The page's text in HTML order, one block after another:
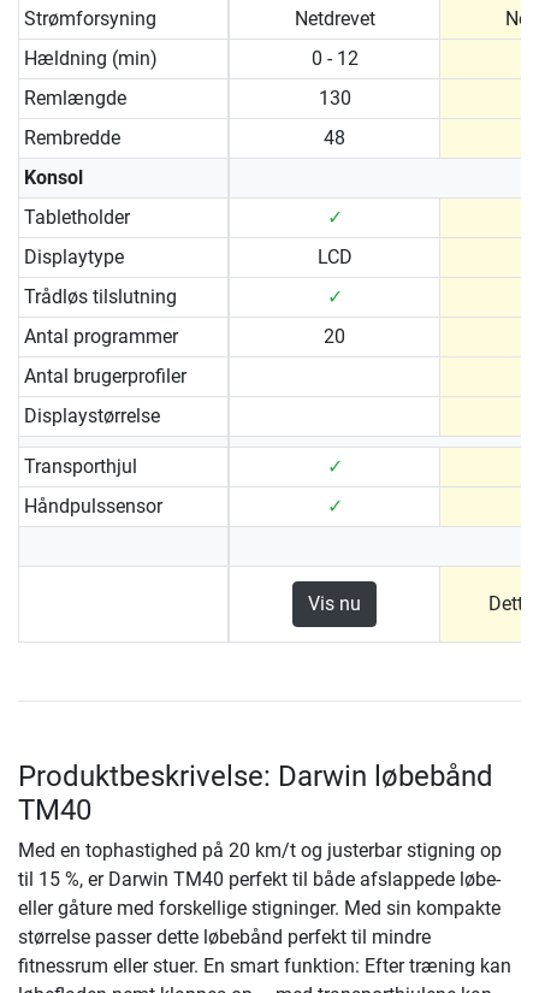
Strømforsyning
Netdrevet
Hældning (min)
0 - 12
Remlængde
130
Rembredde
48
Konsol
Tabletholder
✓
Displaytype
LCD
Trådløs tilslutning
✓
Antal programmer
20
Antal brugerprofiler
Displaystørrelse
Transporthjul ✓
Håndpulssensor
✓
Vis nu Dette
Produktbeskrivelse: Darwin løbebånd
TM40
Med en tophastighed på 20 km/t og justerbar stigning op
til 15 %, er Darwin TM40 perfekt til både afslappede løbe-
eller gåture med forskellige stigninger. Med sin kompakte
størrelse passer dette løbebånd perfekt til mindre
fitnessrum eller stuer. En smart funktion: Efter træning kan